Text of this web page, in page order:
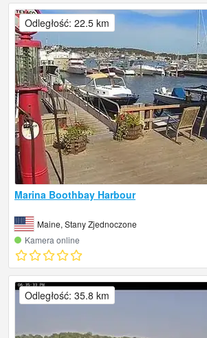
Marina Boothbay Harbour
Maine, Stany Zjednoczone
Kamera online
Odległość: 22.5 km
Odległość: 35.8 km